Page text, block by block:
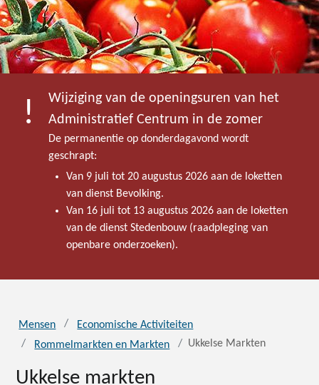
Wijziging van de openingsuren van het
Administratief Centrum in de zomer
De permanentie op donderdagavond wordt
geschrapt:
Van 9 juli tot 20 augustus 2026 aan de loketten
van dienst Bevolking.
Van 16 juli tot 13 augustus 2026 aan de loketten
van de dienst Stedenbouw (raadpleging van
openbare onderzoeken).
Mensen
Economische Activiteiten
Rommelmarkten en Markten
Ukkelse Markten
Ukkelse markten